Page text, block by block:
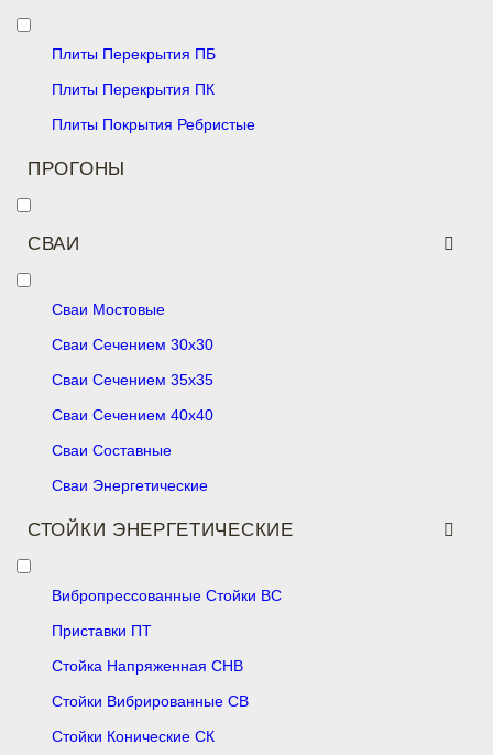
Плиты Перекрытия ПБ
Плиты Перекрытия ПК
Плиты Покрытия Ребристые
ПРОГОНЫ
СВАИ
Сваи Мостовые
Сваи Сечением 30х30
Сваи Сечением 35х35
Сваи Сечением 40х40
Сваи Составные
Сваи Энергетические
СТОЙКИ ЭНЕРГЕТИЧЕСКИЕ
Вибропрессованные Стойки ВС
Приставки ПТ
Стойка Напряженная СНВ
Стойки Вибрированные СВ
Стойки Конические СК